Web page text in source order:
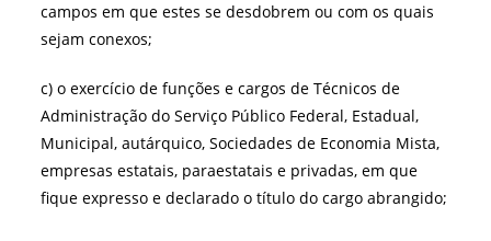
campos em que estes se desdobrem ou com os quais
sejam conexos;
c) o exercício de funções e cargos de Técnicos de
Administração do Serviço Público Federal, Estadual,
Municipal, autárquico, Sociedades de Economia Mista,
empresas estatais, paraestatais e privadas, em que
fique expresso e declarado o título do cargo abrangido;